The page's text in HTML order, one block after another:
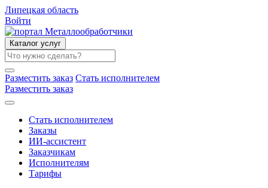
Липецкая область
Войти
Каталог услуг
Разместить заказ Стать исполнителем
Разместить заказ
Стать исполнителем
Заказы
ИИ-ассистент
Заказчикам
Исполнителям
Тарифы